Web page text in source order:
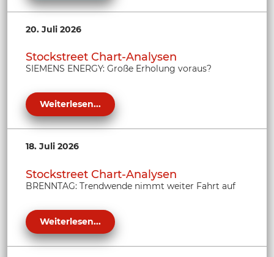
20. Juli 2026
Stockstreet Chart-Analysen
SIEMENS ENERGY: Große Erholung voraus?
Weiterlesen...
18. Juli 2026
Stockstreet Chart-Analysen
BRENNTAG: Trendwende nimmt weiter Fahrt auf
Weiterlesen...